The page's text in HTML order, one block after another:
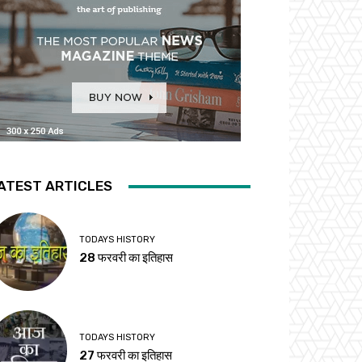
ARTICLES
TODAYS HISTORY
28 फरवरी का इतिहास
TODAYS HISTORY
27 फरवरी का इतिहास